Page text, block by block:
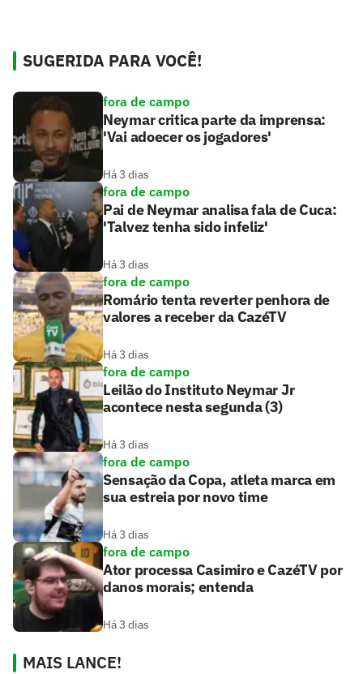
SUGERIDA PARA VOCÊ!
fora de campo
Neymar critica parte da imprensa:
'Vai adoecer os jogadores'
Há 3 dias
fora de campo
Pai de Neymar analisa fala de Cuca:
'Talvez tenha sido infeliz'
Há 3 dias
fora de campo
Romário tenta reverter penhora de
valores a receber da CazéTV
Há 3 dias
fora de campo
Leilão do Instituto Neymar Jr
acontece nesta segunda (3)
Há 3 dias
fora de campo
Sensação da Copa, atleta marca em
sua estreia por novo time
Há 3 dias
fora de campo
Ator processa Casimiro e CazéTV por
danos morais; entenda
Há 3 dias
MAIS LANCE!